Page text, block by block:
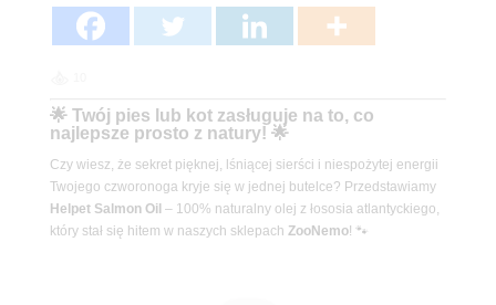
🌟 Twój pies lub kot zasługuje na to, co
najlepsze prosto z natury! 🌟
Czy wiesz, że sekret pięknej, lśniącej sierści i niespożytej energii
Twojego czworonoga kryje się w jednej butelce? Przedstawiamy
Helpet Salmon Oil – 100% naturalny olej z łososia atlantyckiego,
który stał się hitem w naszych sklepach ZooNemo! 🐾